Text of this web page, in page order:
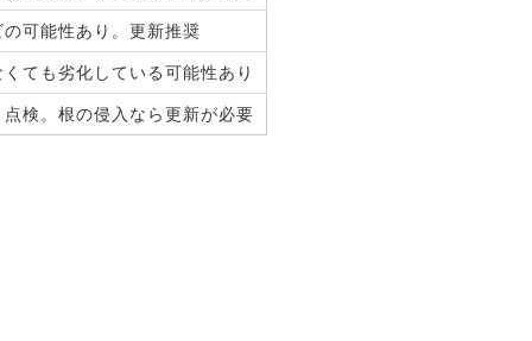
可能性あり。更新推奨
ても劣化している可能性あり
検。根の侵入なら更新が必要